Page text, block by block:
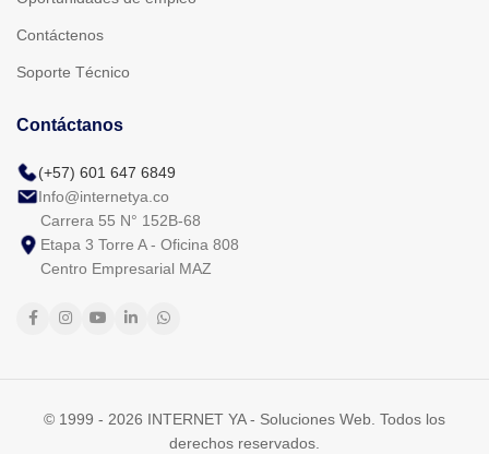
Contáctenos
Soporte Técnico
Contáctanos
(+57) 601 647 6849
Info@internetya.co
Carrera 55 N° 152B-68
Etapa 3 Torre A - Oficina 808
Centro Empresarial MAZ
© 1999 - 2026 INTERNET YA - Soluciones Web. Todos los
derechos reservados.